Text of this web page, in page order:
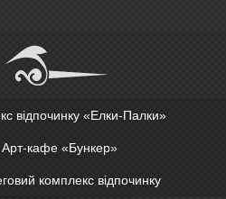
відпочинку «Елки-Палки»
Арт-кафе «Бункер»
комплекс відпочинку